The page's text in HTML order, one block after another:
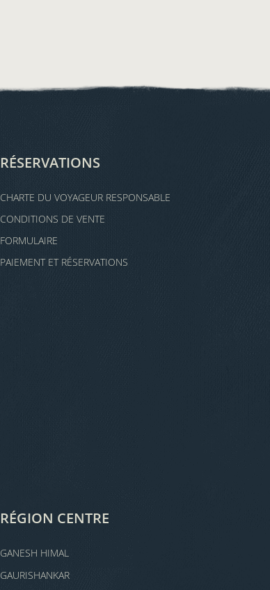
RÉSERVATIONS
CHARTE DU VOYAGEUR RESPONSABLE
CONDITIONS DE VENTE
FORMULAIRE
PAIEMENT ET RÉSERVATIONS
RÉGION CENTRE
GANESH HIMAL
GAURISHANKAR